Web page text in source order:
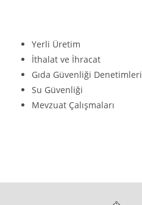
Yerli Üretim
İthalat ve İhracat
Gıda Güvenliği Denetimleri
Su Güvenliği
Mevzuat Çalışmaları